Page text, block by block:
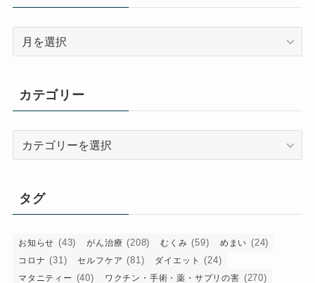
ブ
カテゴリー
ー
タグ
お知らせ (43) がん治療 (208) むくみ (59) めまい (24)
コロナ (31) セルフケア (81) ダイエット (24)
マタニティー (40) ワクチン・手術・薬・サプリの害 (270)